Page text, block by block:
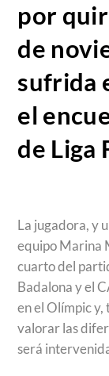
por
de
sufrida
el
de Liga
La jugadora, y
equipo Marina
cuarto del
Badalona y el
en el Olímpic y,
valorar las
será